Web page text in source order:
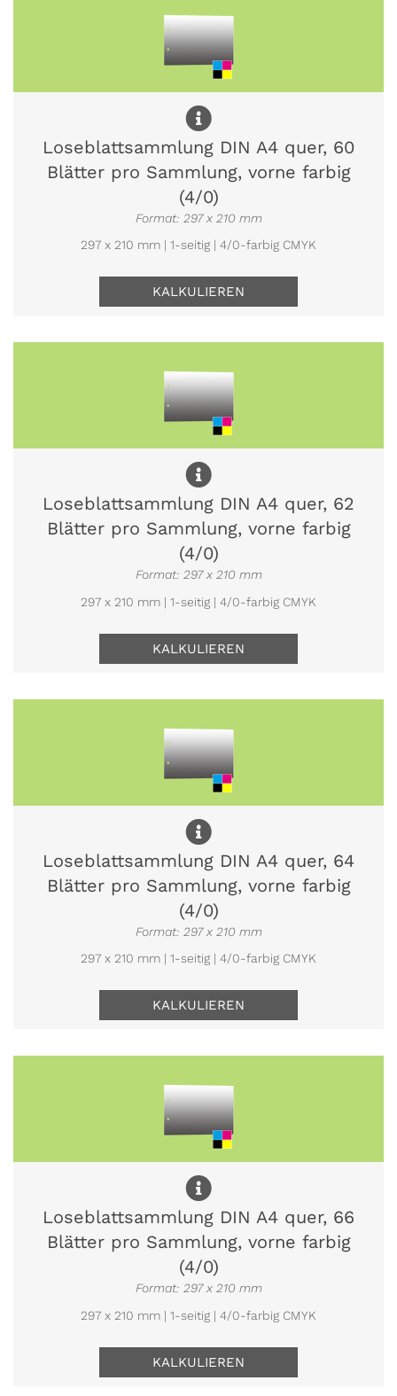
Loseblattsammlung DIN A4 quer, 60
Blätter pro Sammlung, vorne farbig
(4/0)
Format: 297 x 210 mm
297 x 210 mm | 1-seitig | 4/0-farbig CMYK
KALKULIEREN
Loseblattsammlung DIN A4 quer, 62
Blätter pro Sammlung, vorne farbig
(4/0)
Format: 297 x 210 mm
297 x 210 mm | 1-seitig | 4/0-farbig CMYK
KALKULIEREN
Loseblattsammlung DIN A4 quer, 64
Blätter pro Sammlung, vorne farbig
(4/0)
Format: 297 x 210 mm
297 x 210 mm | 1-seitig | 4/0-farbig CMYK
KALKULIEREN
Loseblattsammlung DIN A4 quer, 66
Blätter pro Sammlung, vorne farbig
(4/0)
Format: 297 x 210 mm
297 x 210 mm | 1-seitig | 4/0-farbig CMYK
KALKULIEREN